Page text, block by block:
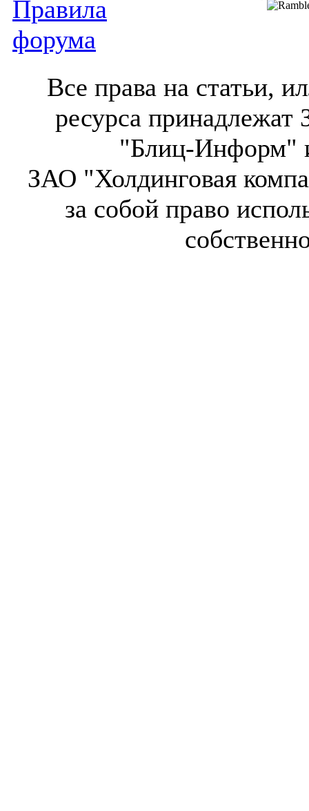
Правила
форума
Все права на статьи,
ресурса
"Блиц-Информ"
ЗАО "Холдинговая
за собой право